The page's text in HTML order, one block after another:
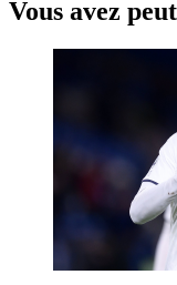
Vous avez